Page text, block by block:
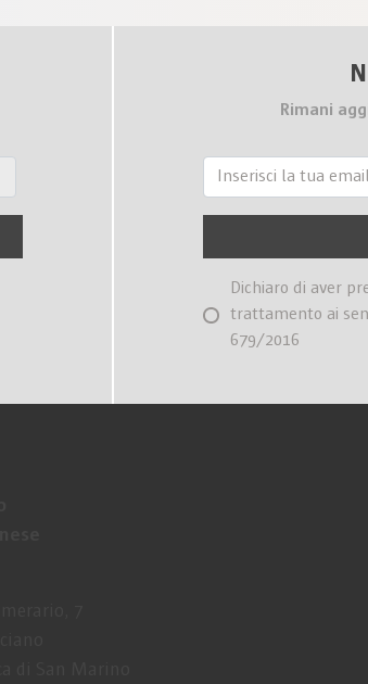
Rimani
Dichiaro di aver
trattamento ai
679/2016